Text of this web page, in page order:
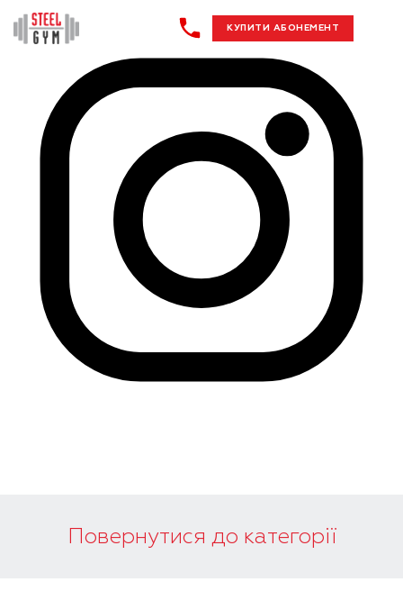
КУПИТИ АБОНЕМЕНТ
Повернутися до категорії